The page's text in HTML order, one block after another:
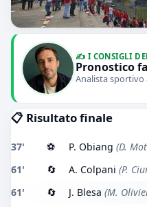
✍️ I CONSIGLI
Pronostico
Analista sportivo
📋 Risultato finale
37' ⚽ P. Obiang (D.
61' 🔄 A. Colpani (P.
61' 🔄 J. Blesa (M.